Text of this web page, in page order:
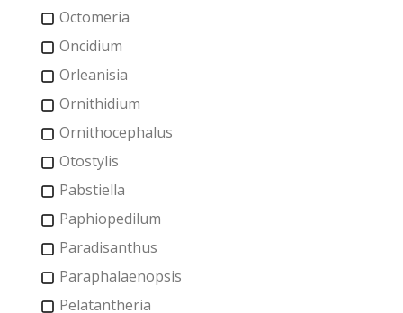
Octomeria
Oncidium
Orleanisia
Ornithidium
Ornithocephalus
Otostylis
Pabstiella
Paphiopedilum
Paradisanthus
Paraphalaenopsis
Pelatantheria